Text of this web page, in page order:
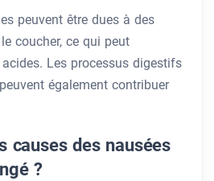
peuvent être dues à des
coucher, ce qui peut
Les processus digestifs
également contribuer
causes des nausées
?